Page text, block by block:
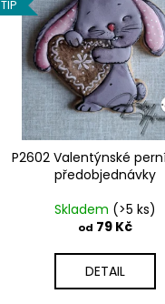
TIP
P2602 Valentýnské
předobjednávky
Skladem (>5 ks)
od 79 Kč
DETAIL